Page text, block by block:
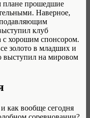
плане прошедшие
Наверное,
клуб
с хорошим спонсором.
золото в младших и
выступил на мировом
как вообще сегодня